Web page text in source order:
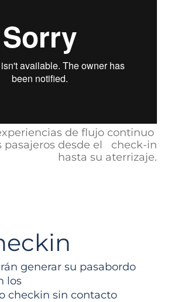
de flujo continuo
pasajeros desde el
check-in
hasta su aterrizaje.
generar su pasabordo
los
checkin sin contacto